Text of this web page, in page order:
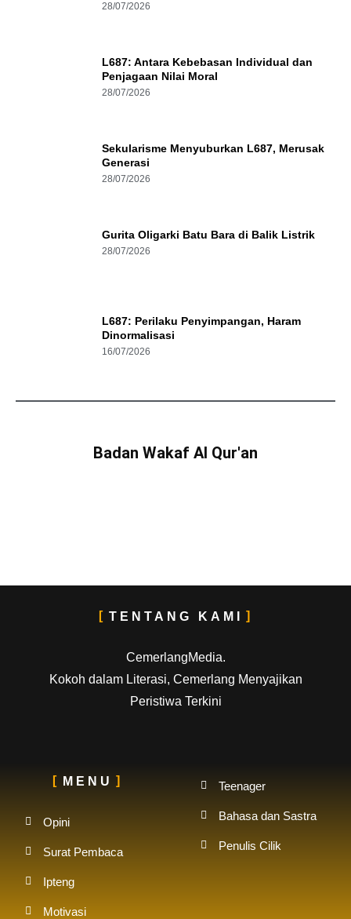
28/07/2026
L687: Antara Kebebasan Individual dan
Penjagaan Nilai Moral
28/07/2026
Sekularisme Menyuburkan L687, Merusak
Generasi
28/07/2026
Gurita Oligarki Batu Bara di Balik Listrik
28/07/2026
L687: Perilaku Penyimpangan, Haram
Dinormalisasi
16/07/2026
Badan Wakaf Al Qur'an
TENTANG KAMI
CemerlangMedia.
Kokoh dalam Literasi, Cemerlang Menyajikan
Peristiwa Terkini
MENU
Opini
Surat Pembaca
Ipteng
Motivasi
Teenager
Bahasa dan Sastra
Penulis Cilik